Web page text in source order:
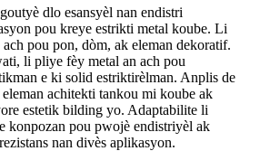
dlo esansyèl nan endistri
pou kreye estrikti metal koube. Li
pou pon, dòm, ak eleman dekoratif.
li pliye fèy metal an ach pou
e ki solid estriktirèlman. Anplis de
achitekti tankou mi koube ak
estetik bilding yo. Adaptabilite li
konpozan pou pwojè endistriyèl ak
nan divès aplikasyon.